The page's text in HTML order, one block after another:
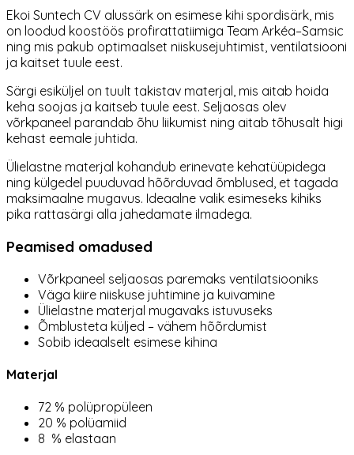
Ekoi Suntech CV alussärk on esimese kihi spordisärk, mis
on loodud koostöös profirattatiimiga Team Arkéa–Samsic
ning mis pakub optimaalset niiskusejuhtimist, ventilatsiooni
ja kaitset tuule eest.
Särgi esiküljel on tuult takistav materjal, mis aitab hoida
keha soojas ja kaitseb tuule eest. Seljaosas olev
võrkpaneel parandab õhu liikumist ning aitab tõhusalt higi
kehast eemale juhtida.
Ülielastne materjal kohandub erinevate kehatüüpidega
ning külgedel puuduvad hõõrduvad õmblused, et tagada
maksimaalne mugavus. Ideaalne valik esimeseks kihiks
pika rattasärgi alla jahedamate ilmadega.
Peamised omadused
Võrkpaneel seljaosas paremaks ventilatsiooniks
Väga kiire niiskuse juhtimine ja kuivamine
Ülielastne materjal mugavaks istuvuseks
Õmblusteta küljed – vähem hõõrdumist
Sobib ideaalselt esimese kihina
Materjal
72 % polüpropüleen
20 % polüamiid
8 % elastaan